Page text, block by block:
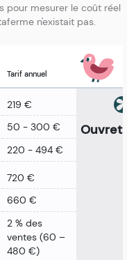
pour mesurer le coût réel
n'existait pas.
Tarif annuel
219 €
50 - 300 €
220 - 494 €
720 €
660 €
2 % des
ventes (60 –
480 €)